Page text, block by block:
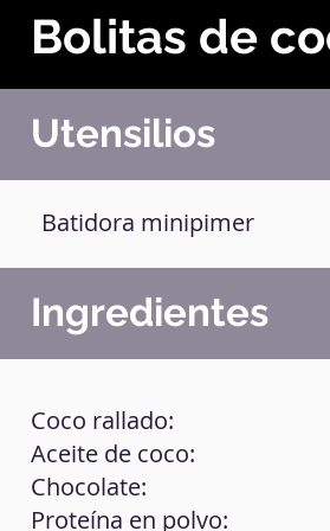
Bolitas de
Utensilios
Batidora minipimer
Ingredientes
Coco rallado:
Aceite de coco:
Chocolate:
Proteína en polvo: